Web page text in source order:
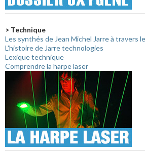
> Technique
Les synthés de Jean Michel Jarre à travers
L'histoire de Jarre technologies
Lexique technique
Comprendre la harpe laser